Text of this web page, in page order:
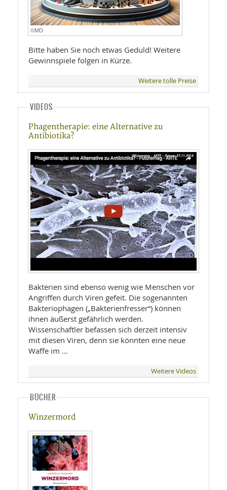
©MD
Bitte haben Sie noch etwas Geduld! Weitere
Gewinnspiele folgen in Kürze.
Weitere tolle Preise
VIDEOS
Phagentherapie: eine Alternative zu
Antibiotika?
Bakterien sind ebenso wenig wie Menschen vor
Angriffen durch Viren gefeit. Die sogenannten
Bakteriophagen („Bakterienfresser“) können
ihnen äußerst gefährlich werden.
Wissenschaftler befassen sich derzeit intensiv
mit diesen Viren, denn sie könnten eine neue
Waffe im …
Weitere Videos
BÜCHER
Winzermord